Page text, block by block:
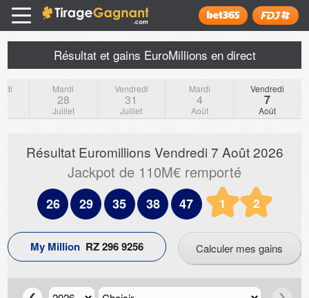
x
Tirage Gagnant
Installer
Résultat et gains EuroMillions en direct
Mardi
28
Juillet
Vendredi
31
Juillet
Mardi
4
Août
Vendredi
7
Août
Résultat Euromillions Vendredi 7 Août 2026
Jackpot de 110M€ remporté
26 29 35 38 47 1 2
My Million RZ2969256 Calculer mes gains